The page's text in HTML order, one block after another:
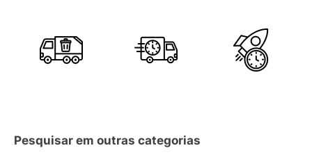
Pesquisar em outras categorias